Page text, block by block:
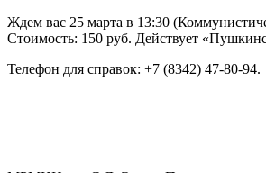
Ждем вас 25 марта в 13:30
Стоимость: 150 руб. Действует
Телефон для справок: +7 (8342) 47-80-94.